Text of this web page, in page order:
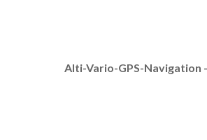
Alti-Vario-GPS-Navigation